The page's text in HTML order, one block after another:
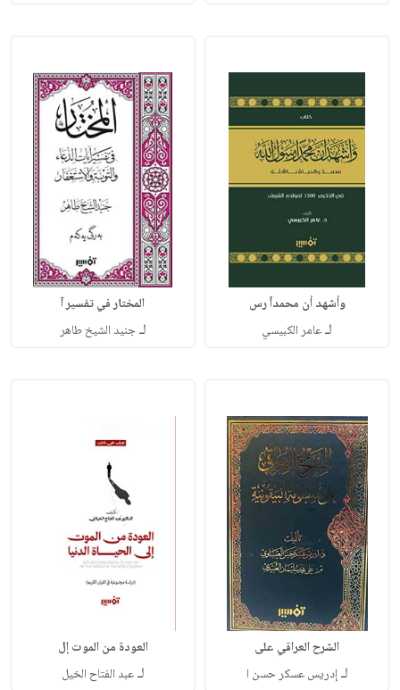
وأشهد أن محمداً رس
لـعامر الكبيسي
المختار في تفسير آ
لـجنيد الشيخ طاهر
الشرح العراقي على
لـإدريس عسكر حسن ا
العودة من الموت إل
لـعبد الفتاح الخيل